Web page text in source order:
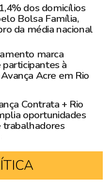
dos domicílios
Bolsa Família,
da média nacional
marca
participantes à
Acre em Rio
Contrata + Rio
oportunidades
trabalhadores